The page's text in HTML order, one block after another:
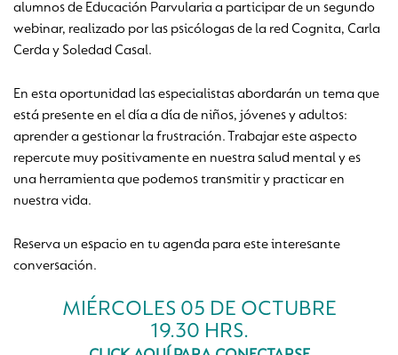
alumnos de Educación Parvularia a participar de un segundo
webinar, realizado por las psicólogas de la red Cognita, Carla
Cerda y Soledad Casal.
En esta oportunidad las especialistas abordarán un tema que
está presente en el día a día de niños, jóvenes y adultos:
aprender a gestionar la frustración. Trabajar este aspecto
repercute muy positivamente en nuestra salud mental y es
una herramienta que podemos transmitir y practicar en
nuestra vida.
Reserva un espacio en tu agenda para este interesante
conversación.
MIÉRCOLES 05 DE OCTUBRE
19.30 HRS.